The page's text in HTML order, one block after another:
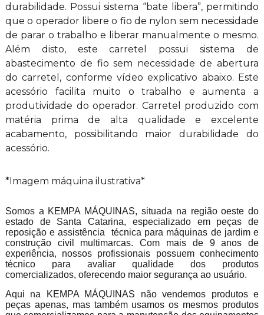
durabilidade. Possuisistema “bate libera”, permitindo
que o operador libere o fio de nylon sem necessidade
de parar o trabalho e liberar manualmente o mesmo.
Além disto, este carretel possui sistema de
abastecimento de fio sem necessidade de abertura
do carretel, conforme vídeo explicativo abaixo. Este
acessório facilita muito o trabalho e aumenta a
produtividade do operador. Carretel produzido com
matéria prima de alta qualidade e excelente
acabamento, possibilitando maior durabilidade do
acessório.
*Imagem máquina ilustrativa*
Somos a KEMPA MÁQUINAS, situada na região oeste do
estado de Santa Catarina, especializado em peças de
reposição e assistência técnica para máquinas de jardim e
construção civil multimarcas. Com mais de 9 anos de
experiência, nossos profissionais possuem conhecimento
técnico para avaliar qualidade dos produtos
comercializados, oferecendo maior segurança ao usuário.
Aqui na KEMPA MÁQUINAS não vendemos produtos e
peças apenas, mas também usamos os mesmos produtos